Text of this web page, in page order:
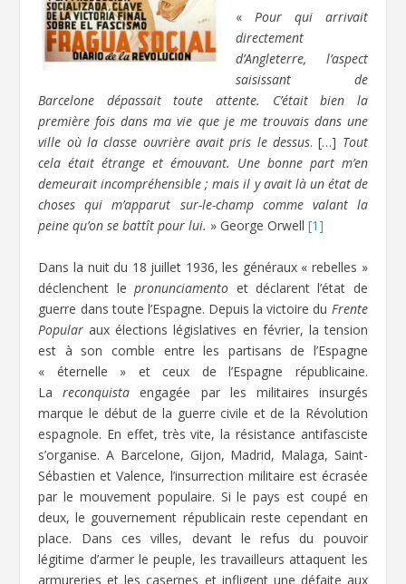
«Pour qui arrivait
directement
d’Angleterre, l’aspect
saisissant de
Barcelone dépassait toute attente. C’était bien la
première fois dans ma vie que je me trouvais dans une
ville où la classe ouvrière avait pris le dessus. […] Tout
cela était étrange et émouvant. Une bonne part m’en
demeurait incompréhensible ; mais il y avait là un état de
choses qui m’apparut sur-le-champ comme valant la
peine qu’on se battît pour lui. » George Orwell[1]
Dans la nuit du 18 juillet 1936, les généraux « rebelles »
déclenchent lepronunciamento et déclarent l’état de
guerre dans toute l’Espagne. Depuis la victoire du Frente
Popular aux élections législatives en février, la tension
est à son comble entre les partisans de l’Espagne
« éternelle » et ceux de l’Espagne républicaine.
Lareconquista engagée par les militaires insurgés
marque le début de la guerre civile et de la Révolution
espagnole. En effet, très vite, la résistance antifasciste
s’organise. A Barcelone, Gijon, Madrid, Malaga, Saint-
Sébastien et Valence, l’insurrection militaire est écrasée
par le mouvement populaire. Si le pays est coupé en
deux, le gouvernement républicain reste cependant en
place. Dans ces villes, devant le refus du pouvoir
légitime d’armer le peuple, les travailleurs attaquent les
armureries et les casernes et infligent une défaite aux